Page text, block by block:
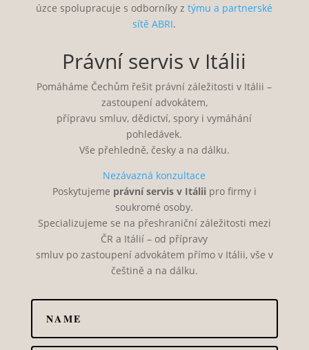
úzce spolupracuje s odborníky ztýmu a partnerské
sítě ABRI.
Právní servis v Itálii
Pomáháme Čechům řešit právní záležitosti v Itálii –
zastoupení advokátem,
přípravu smluv, dědictví, spory i vymáhání
pohledávek.
Vše přehledně, česky a na dálku.
Nezávazná konzultace
Poskytujeme právní servis v Itálii pro firmy i
soukromé osoby.
Specializujeme se na přeshraniční záležitosti mezi
ČR a Itálií – od přípravy
smluv po zastoupení advokátem přímo v Itálii, vše v
češtině a na dálku.